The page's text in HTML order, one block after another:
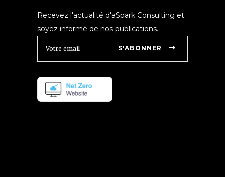
Recevez l'actualité d'aSpark Consulting et
soyez informé de nos publications.
S'ABONNER